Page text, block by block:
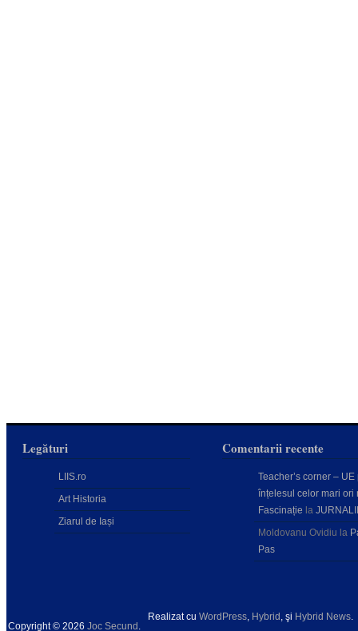
Legături
LIIS.ro
Art Historia
Ziarul de Iași
Comentarii recente
Teacher’s corner – UE
înțelesul celor mari ori
Fascinație la
Moldovanu Ovidiu la
Pas
Copyright © 2026 Joc Secund .
Realizat cu WordPress, Hybrid , şi Hybrid News.